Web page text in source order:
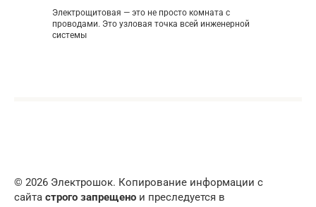
Электрощитовая — это не просто комната с
проводами. Это узловая точка всей инженерной
системы
© 2026 Электрошок. Копирование информации с
сайта строго запрещено и преследуется в